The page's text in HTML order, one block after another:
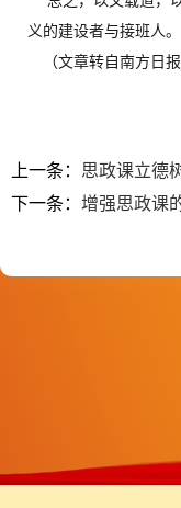
义的建设者与接班人。
（文章转自南方日
上一条： 思政课立德
下一条： 增强思政课